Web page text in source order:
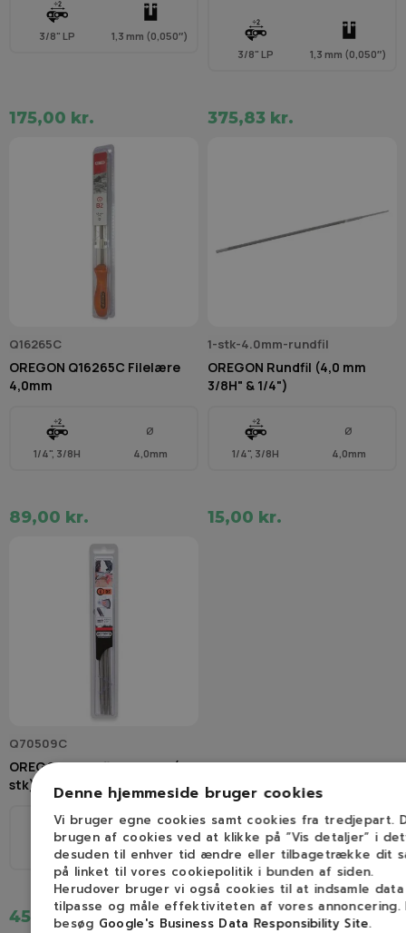
3/8" LP 1,3 mm (0,050″)
175,00 kr.
3/8" LP 1,3 mm (0,050″)
375,83 kr.
Q16265C
OREGON Q16265C Filelære
4,0mm
1/4", 3/8H
Ø
4,0mm
89,00 kr.
1-stk-4.0mm-rundfil
OREGON Rundfil (4,0 mm
3/8H" & 1/4")
1/4", 3/8H
Ø
4,0mm
15,00 kr.
Q70509C
OREGON Rundfile 4,0 mm (3
stk)
1/4", 3/8H
Ø
4,0mm
45,00 kr.
Denne hjemmeside bruger cookies
Vi bruger egne cookies samt cookies fra tredjepart.
brugen af cookies ved at klikke på ”Vis detaljer” i
desuden til enhver tid ændre eller tilbagetrække dit
på linket til vores cookiepolitik i bunden af siden.
Herudover bruger vi også cookies til at indsamle
tilpasse og måle effektiviteten af vores annoncering.
besøg Google's Business Data Responsibility Site.